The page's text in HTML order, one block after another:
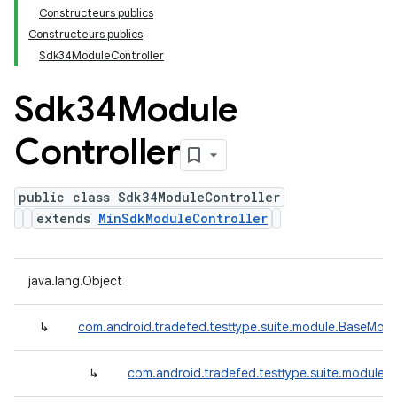
Constructeurs publics
Constructeurs publics
Sdk34ModuleController
Sdk34Module
Controller
public class Sdk34ModuleController
extends MinSdkModuleController
java.lang.Object
↳
↳